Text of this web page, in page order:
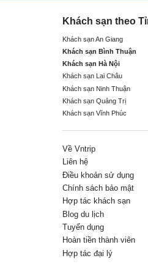
Khách sạn theo
Khách sạn An Giang
Khách sạn Bình Thuận
Khách sạn Hà Nội
Khách sạn Lai Châu
Khách sạn Ninh Thuận
Khách sạn Quảng Trị
Khách sạn Vĩnh Phúc
Về Vntrip
Liên hệ
Điều khoản sử dụng
Chính sách bảo mật
Hợp tác khách sạn
Blog du lịch
Tuyển dụng
Hoàn tiền thành viên
Hợp tác đại lý